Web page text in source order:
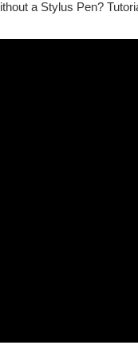
a Stylus Pen?